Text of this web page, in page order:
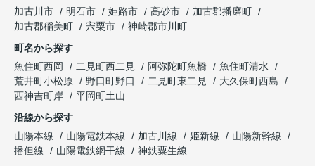
加古川市
明石市 姫路市 高砂市
加古郡播磨町
加古郡稲美町
宍粟市
神崎郡市川町
町名から探す
魚住町西岡
二見町西二見 阿弥陀町魚橋
魚住町清水
荒井町小松原
野口町野口 二見町東二見
大久保町西島
西神吉町岸
平岡町土山
沿線から探す
山陽本線
山陽電鉄本線 加古川線 姫新線
山陽新幹線
播但線
山陽電鉄網干線
神鉄粟生線